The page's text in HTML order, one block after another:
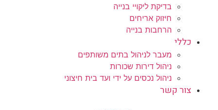
בדיקת ליקויי בנייה
חיזוק אריחים
הרחבות בנייה
כללי
מעבר לניהול בתים משותפים
ניהול דירות שכורות
ניהול נכסים על ידי ועד בית חיצוני
צור קשר